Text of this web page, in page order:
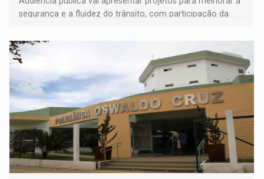
segurança e a fluidez do trânsito, com participação da